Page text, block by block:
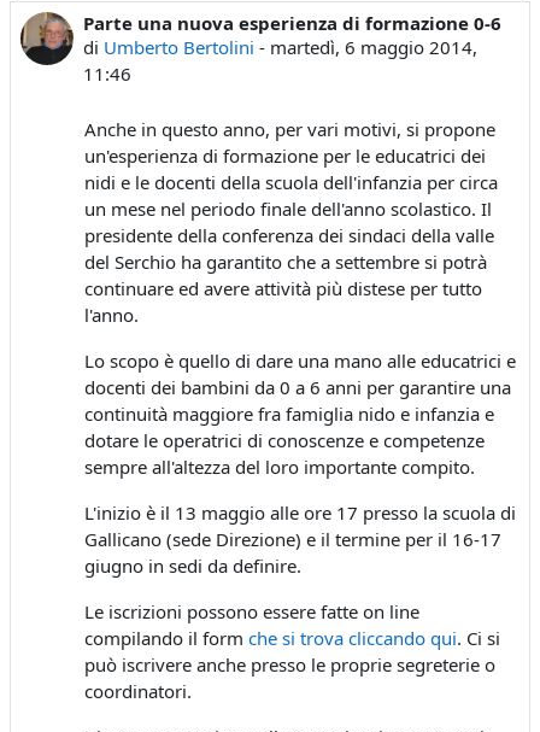
Parte una nuova esperienza di formazione 0-6
di Umberto Bertolini - martedì, 6 maggio 2014,
11:46
Numero di risposte: 0
Anche in questo anno, per vari motivi, si propone
un'esperienza di formazione per le educatrici dei
nidi e le docenti della scuola dell'infanzia per circa
un mese nel periodo finale dell'anno scolastico. Il
presidente della conferenza dei sindaci della valle
del Serchio ha garantito che a settembre si potrà
continuare ed avere attività più distese per tutto
l'anno.
Lo scopo è quello di dare una mano alle educatrici e
docenti dei bambini da 0 a 6 anni per garantire una
continuità maggiore fra famiglia nido e infanzia e
dotare le operatrici di conoscenze e competenze
sempre all'altezza del loro importante compito.
L'inizio è il 13 maggio alle ore 17 presso la scuola di
Gallicano (sede Direzione) e il termine per il 16-17
giugno in sedi da definire.
Le iscrizioni possono essere fatte on line
compilando il form che si trova cliccando qui. Ci si
può iscrivere anche presso le proprie segreterie o
coordinatori.